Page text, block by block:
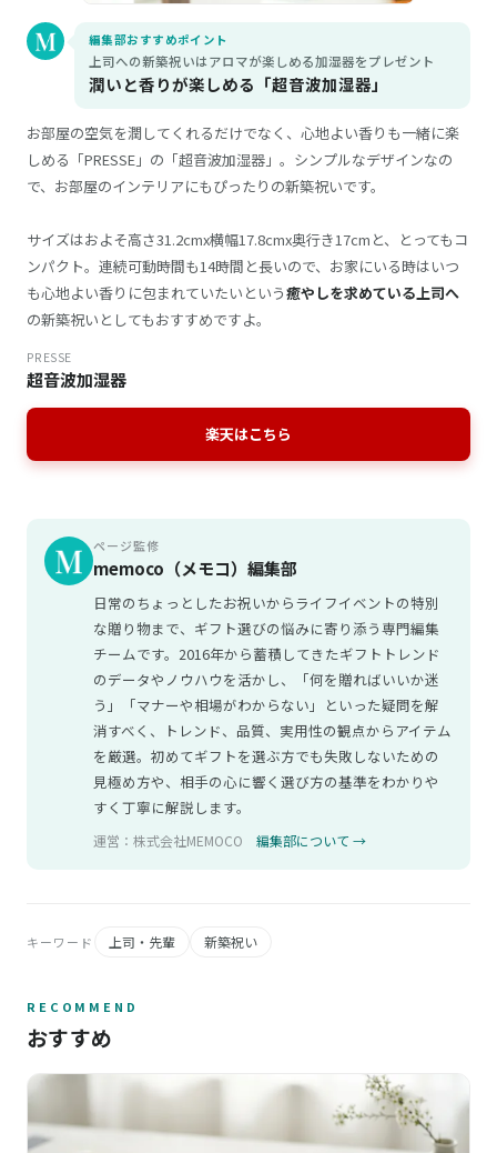
編集部おすすめポイント
上司への新築祝いはアロマが楽しめる加湿器をプレゼント
潤いと香りが楽しめる「超音波加湿器」
お部屋の空気を潤してくれるだけでなく、心地よい香りも一緒に楽
しめる「PRESSE」の「超音波加湿器」。シンプルなデザインなの
で、お部屋のインテリアにもぴったりの新築祝いです。
サイズはおよそ高さ31.2cmx横幅17.8cmx奥行き17cmと、とってもコ
ンパクト。連続可動時間も14時間と長いので、お家にいる時はいつ
も心地よい香りに包まれていたいという癒やしを求めている上司へ
の新築祝いとしてもおすすめですよ。
PRESSE
超音波加湿器
楽天はこちら
ページ監修
memoco（メモコ）編集部
日常のちょっとしたお祝いからライフイベントの特別
な贈り物まで、ギフト選びの悩みに寄り添う専門編集
チームです。2016年から蓄積してきたギフトトレンド
のデータやノウハウを活かし、「何を贈ればいいか迷
う」「マナーや相場がわからない」といった疑問を解
消すべく、トレンド、品質、実用性の観点からアイテム
を厳選。初めてギフトを選ぶ方でも失敗しないための
見極め方や、相手の心に響く選び方の基準をわかりや
すく丁寧に解説します。
運営：株式会社MEMOCO 編集部について →
キーワード 上司・先輩 新築祝い
RECOMMEND
おすすめ